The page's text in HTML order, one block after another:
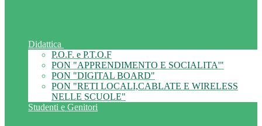
Didattica
P.O.F. e P.T.O.F
PON "APPRENDIMENTO E SOCIALITA'"
PON "DIGITAL BOARD"
PON "RETI LOCALI,CABLATE E WIRELESS
NELLE SCUOLE"
Studenti e Genitori